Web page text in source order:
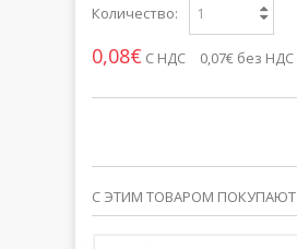
Количество:
0,08€ С НДС 0,07€ без НДС
С ЭТИМ ТОВАРОМ ПОКУПАЮТ